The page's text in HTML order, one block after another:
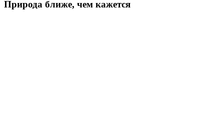
Природа ближе, чем кажется